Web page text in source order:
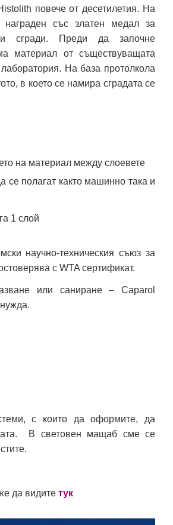
повече от десетилетия. На
със златен медал за
сгради. Преди да започне
материал от съществуващата
На база протолкола
в което се намира сградата се
на материал между слоевете
се полагат както машинно така и
1 слой
научно-техническия съюз за
с WTA сертификат.
или саниране – Caparol
с които да оформите, да
В световен мащаб сме се
да видите тук